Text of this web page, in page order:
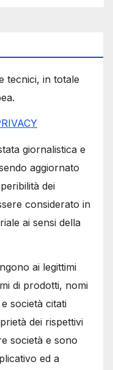
tecnici, in totale
giornalistica e
aggiornato
dei
considerato in
ai sensi della
ai legittimi
di prodotti, nomi
società citati
dei rispettivi
società e sono
ed a